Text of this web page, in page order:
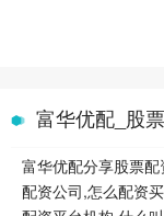
富华优配_股
富华优配分享股票
配资公司,怎么配资